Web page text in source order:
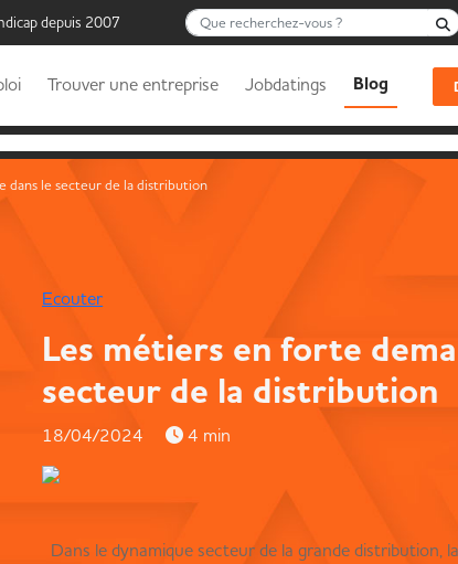
depuis 2007 Que recherchez-vous ?
Trouver une entreprise Jobdatings Blog
dans le secteur de la distribution
Ecouter
Les métiers en forte
secteur de la distribution
18/04/2024 4 min
Dans le dynamique secteur de la grande distribution,